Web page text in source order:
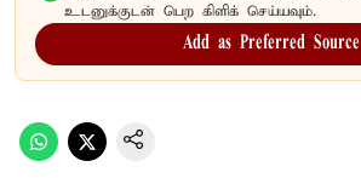
உடனுக்குடன் பெற கிளிக் செய்யவும்.
Add as Preferred Source